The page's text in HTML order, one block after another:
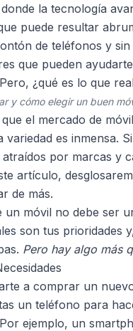
la tecnología
puede resultar
de teléfonos y
que pueden
¿qué es lo que
y cómo elegir un buen
el mercado de
variedad es inmensa.
por marcas y
artículo,
de más.
un móvil no debe ser
son tus prioridades
Pero hay algo más
a comprar un
un teléfono para
ejemplo, un